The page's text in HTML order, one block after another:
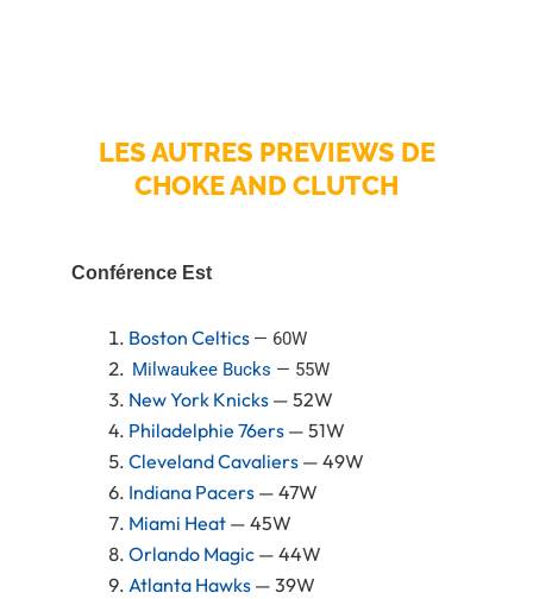
LES AUTRES PREVIEWS DE
CHOKE AND CLUTCH
Conférence Est
Boston Celtics — 60W
Milwaukee Bucks — 55W
New York Knicks — 52W
Philadelphie 76ers — 51W
Cleveland Cavaliers — 49W
Indiana Pacers — 47W
Miami Heat — 45W
Orlando Magic — 44W
Atlanta Hawks — 39W